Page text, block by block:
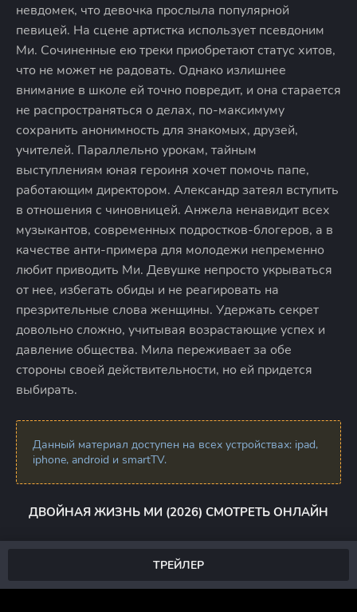
невдомек, что девочка прослыла популярной
певицей. На сцене артистка использует псевдоним
Ми. Сочиненные ею треки приобретают статус хитов,
что не может не радовать. Однако излишнее
внимание в школе ей точно повредит, и она старается
не распространяться о делах, по-максимуму
сохранить анонимность для знакомых, друзей,
учителей. Параллельно урокам, тайным
выступлениям юная героиня хочет помочь папе,
работающим директором. Александр затеял вступить
в отношения с чиновницей. Анжела ненавидит всех
музыкантов, современных подростков-блогеров, а в
качестве анти-примера для молодежи непременно
любит приводить Ми. Девушке непросто укрываться
от нее, избегать обиды и не реагировать на
презрительные слова женщины. Удержать секрет
довольно сложно, учитывая возрастающие успех и
давление общества. Мила переживает за обе
стороны своей действительности, но ей придется
выбирать.
Данный материал доступен на всех устройствах: ipad,
iphone, android и smartTV.
ДВОЙНАЯ ЖИЗНЬ МИ (2026) СМОТРЕТЬ ОНЛАЙН
ТРЕЙЛЕР